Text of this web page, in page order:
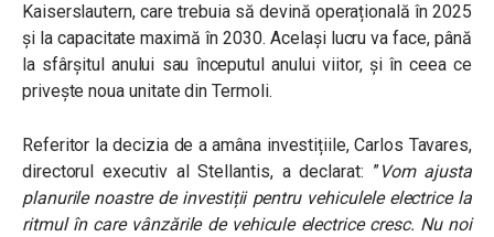
Kaiserslautern, care trebuia să devină operațională în 2025
și la capacitate maximă în 2030. Același lucru va face, până
la sfârșitul anului sau începutul anului viitor, și în ceea ce
privește noua unitate din Termoli.
Referitor la decizia de a amâna investițiile, Carlos Tavares,
directorul executiv al Stellantis, a declarat: ”Vom ajusta
planurile noastre de investiții pentru vehiculele electrice la
ritmul în care vânzările de vehicule electrice cresc. Nu noi